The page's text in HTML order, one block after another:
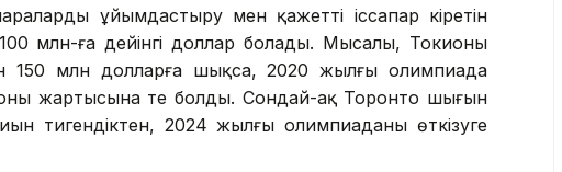
ұйымдастыру мен қажетті іссапар кіретін
млн-ға дейінгі доллар болады. Мысалы, Токионың
150 млн долларға шықса, 2020 жылғы олимпиада
жартысына тең болды. Сондай-ақ Торонто шығын
тигендіктен, 2024 жылғы олимпиаданы өткізуге